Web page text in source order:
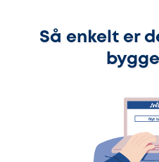
Så enkelt er